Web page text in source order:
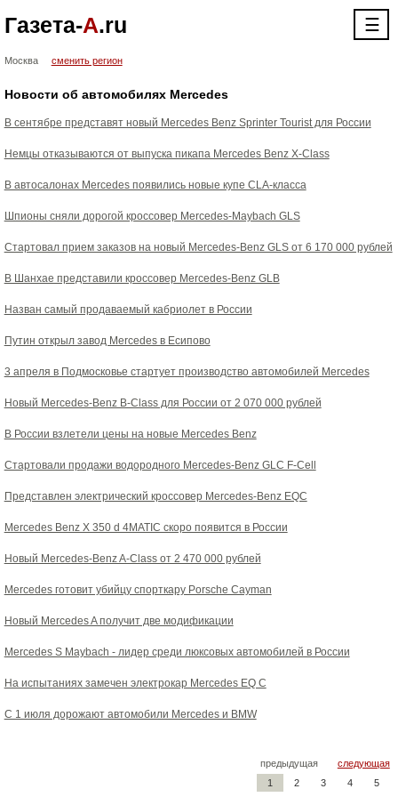
Газета-А.ru ☰
Москва сменить регион
Новости об автомобилях Mercedes
В сентябре представят новый Mercedes Benz Sprinter Tourist для России
Немцы отказываются от выпуска пикапа Mercedes Benz X-Class
В автосалонах Mercedes появились новые купе CLA-класса
Шпионы сняли дорогой кроссовер Mercedes-Maybach GLS
Стартовал прием заказов на новый Mercedes-Benz GLS от 6 170 000 рублей
В Шанхае представили кроссовер Mercedes-Benz GLB
Назван самый продаваемый кабриолет в России
Путин открыл завод Mercedes в Есипово
3 апреля в Подмосковье стартует производство автомобилей Mercedes
Новый Mercedes-Benz B-Class для России от 2 070 000 рублей
В России взлетели цены на новые Mercedes Benz
Стартовали продажи водородного Mercedes-Benz GLC F-Cell
Представлен электрический кроссовер Mercedes-Benz EQC
Mercedes Benz X 350 d 4MATIC скоро появится в России
Новый Mercedes-Benz A-Class от 2 470 000 рублей
Mercedes готовит убийцу спорткару Porsche Cayman
Новый Mercedes A получит две модификации
Mercedes S Maybach - лидер среди люксовых автомобилей в России
На испытаниях замечен электрокар Mercedes EQ C
С 1 июля дорожают автомобили Mercedes и BMW
предыдущая
следующая
1
2 3 4 5